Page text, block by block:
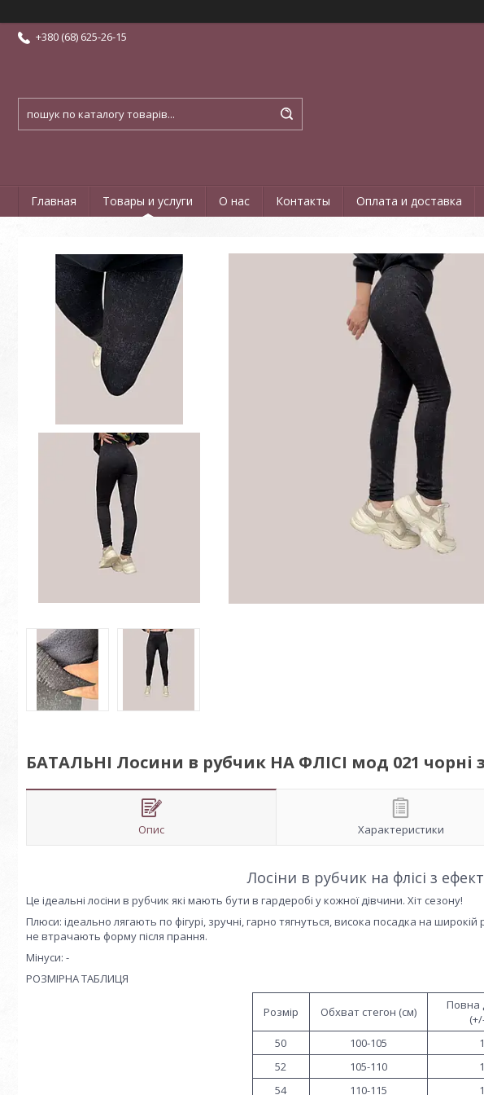
+380 (68) 625-26-15
Главная Товары и услуги О нас Контакты Оплата и доставка
БАТАЛЬНІ Лосини в рубчик НА ФЛІСІ мод 021 чорні
Опис Характеристики
Лосіни в рубчик на флісі з
Це ідеальні лосіни в рубчик які мають бути в гардеробі у кожної дівчини. Хіт сезону!
Плюси: ідеально лягають по фігурі, зручні, гарно тягнуться, висока посадка на
не втрачають форму після прання.
Мінуси: -
РОЗМІРНА ТАБЛИЦЯ
Розмір Обхват стегон (см)
Повна
50
100-105
52
105-110
54
110-115